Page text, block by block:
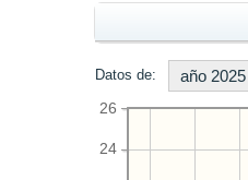
Datos de: año 2025
24
26